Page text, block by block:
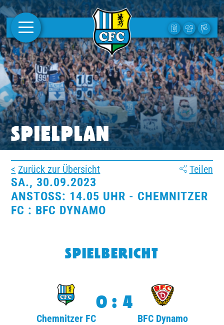
AKTUELLES
1. MANNSCHAFT
FRAUEN
CAMPUS
CLUB
CLUBMITGLIEDSCHAFT
BUSINESS
SÜDKURVE
SPIELPLAN
Zurück zur Übersicht Teilen
SA., 30.09.2023
ANSTOSS: 14.05 UHR - CHEMNITZER F
C : BFC DYNAMO
SPIELBERICHT
Chemnitzer FC
0:4
BFC Dynamo